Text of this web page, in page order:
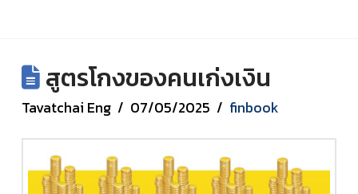
สูตรโกงของคนเก่งเงิน
Tavatchai Eng 07/05/2025 finbook